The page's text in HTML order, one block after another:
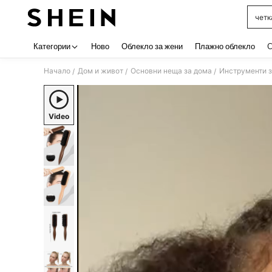
Категории Ново Облекло за жени Плажно облекло
Начало / Дом и живот / Основни неща за дома / Инструменти
Video